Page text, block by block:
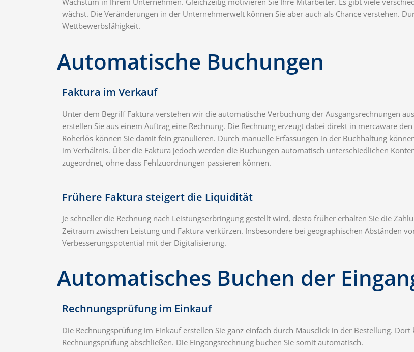
wächst. Die Veränderungen in der Unternehmerwelt können Sie aber auch als Chance verstehen.
Wettbewerbsfähigkeit.
Automatische Buchungen
Faktura im Verkauf
Unter dem Begriff Faktura verstehen wir die automatische Verbuchung der Ausgangsrechnungen
erstellen Sie aus einem Auftrag eine Rechnung. Die Rechnung erzeugt dabei direkt in mercaware
Roherlös können Sie damit fein granulieren. Durch manuelle Erfassungen in der Buchhaltung
im Verhältnis. Über die Faktura jedoch werden die Buchungen automatisch unterschiedlichen
zugeordnet, ohne dass Fehlzuordnungen passieren können.
Frühere Faktura steigert die Liquidität
Je schneller die Rechnung nach Leistungserbringung gestellt wird, desto früher erhalten Sie die
Zeitraum zwischen Leistung und Faktura verkürzen. Insbesondere bei geographischen Abständen
Verbesserungspotential mit der Digitalisierung.
Automatisches Buchen der
Rechnungsprüfung im Einkauf
Die Rechnungsprüfung im Einkauf erstellen Sie ganz einfach durch Mausclick in der Bestellung.
Rechnungsprüfung abschließen. Die Eingangsrechnung buchen Sie somit automatisch.